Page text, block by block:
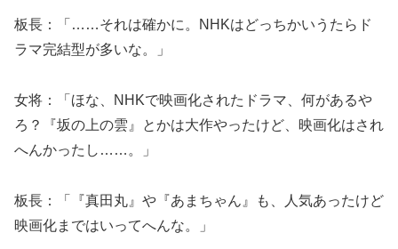
板長：「……それは確かに。NHKはどっちかいうたらド
ラマ完結型が多いな。」
女将：「ほな、NHKで映画化されたドラマ、何があるや
ろ？『坂の上の雲』とかは大作やったけど、映画化はされ
へんかったし……。」
板長：「『真田丸』や『あまちゃん』も、人気あったけど
映画化まではいってへんな。」